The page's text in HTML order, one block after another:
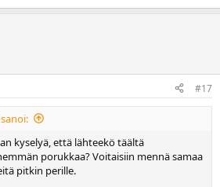
#17
kyselyä, että lähteekö täältä
porukkaa? Voitaisiin mennä samaa
pitkin perille.